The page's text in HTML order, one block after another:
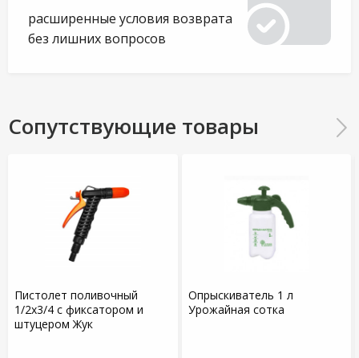
расширенные условия возврата
без лишних вопросов
Сопутствующие товары
Пистолет поливочный
1/2х3/4 с фиксатором и
штуцером Жук
Опрыскиватель 1 л
Урожайная сотка